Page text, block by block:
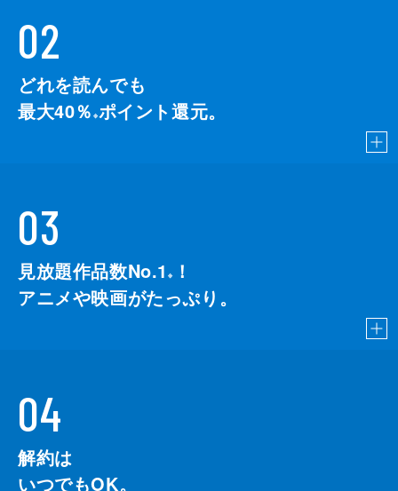
02
どれを読んでも
最大40％ ※ポイント還元。
03
見放題作品数No.1 ※
！
アニメや映画がたっぷり。
04
解約は
いつでもOK。